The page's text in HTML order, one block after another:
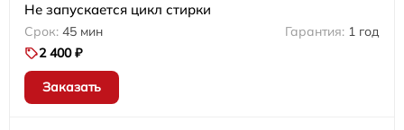
Не запускается цикл стирки
45 мин
1 год
2 400 ₽
Заказать